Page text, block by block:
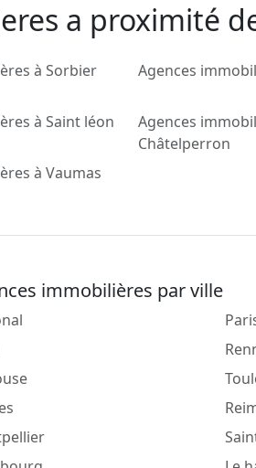
a proximité
à Sorbier Agences
à Saint léon
Agences
Châtelperron
à Vaumas
immobilières par ville